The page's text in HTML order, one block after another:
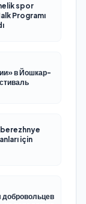
spor
Programı
в Йошкар-
için